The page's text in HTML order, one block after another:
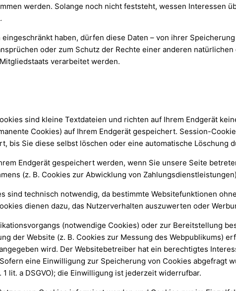
werden. Solange noch nicht feststeht, wessen Interessen
haben, dürfen diese Daten – von ihrer
oder zum Schutz der Rechte einer anderen
verarbeitet werden.
sind kleine Textdateien und richten auf Ihrem Endgerät
Cookies) auf Ihrem Endgerät gespeichert. Session-
bis Sie diese selbst löschen oder eine automatische Löschung
Endgerät gespeichert werden, wenn Sie unsere Seite
(z. B. Cookies zur Abwicklung von
sind technisch notwendig, da bestimmte Websitefunktionen
dienen dazu, das Nutzerverhalten auszuwerten oder
(notwendige Cookies) oder zur Bereitstellung
der Website (z. B. Cookies zur Messung des Webpublikums)
wird. Der Websitebetreiber hat ein berechtigtes
eine Einwilligung zur Speicherung von Cookies abgefragt
lit. a DSGVO); die Einwilligung ist jederzeit widerrufbar.